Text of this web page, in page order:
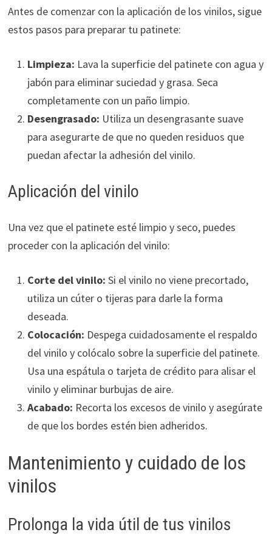
Antes de comenzar con la aplicación de los vinilos, sigue
estos pasos para preparar tu patinete:
Limpieza: Lava la superficie del patinete con agua y
jabón para eliminar suciedad y grasa. Seca
completamente con un paño limpio.
Desengrasado: Utiliza un desengrasante suave
para asegurarte de que no queden residuos que
puedan afectar la adhesión del vinilo.
Aplicación del vinilo
Una vez que el patinete esté limpio y seco, puedes
proceder con la aplicación del vinilo:
Corte del vinilo: Si el vinilo no viene precortado,
utiliza un cúter o tijeras para darle la forma
deseada.
Colocación: Despega cuidadosamente el respaldo
del vinilo y colócalo sobre la superficie del patinete.
Usa una espátula o tarjeta de crédito para alisar el
vinilo y eliminar burbujas de aire.
Acabado: Recorta los excesos de vinilo y asegúrate
de que los bordes estén bien adheridos.
Mantenimiento y cuidado de los
vinilos
Prolonga la vida útil de tus vinilos